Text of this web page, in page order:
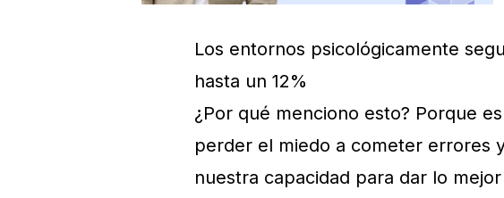
Los entornos psicológicamente
hasta un 12%
¿Por qué menciono esto? Porque
perder el miedo a cometer errores
nuestra capacidad para dar lo